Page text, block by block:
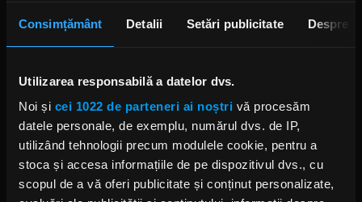
Consimțământ Detalii Setări publicitate Despre
Utilizarea responsabilă a datelor dvs.
Noi și cei 1022 de parteneri ai noștri vă procesăm
datele personale, de exemplu, numărul dvs. de IP,
utilizând tehnologii precum modulele cookie, pentru a
stoca și accesa informațiile de pe dispozitivul dvs., cu
scopul de a vă oferi publicitate și conținut personalizate,
Lindemann din 15 martie 2020 la Moscova, de la
VTB Arena din Rusia.
În noiembrie anul trecut, Lindemann și Tägtgren
au confirmat că își încheie colaborarea pentru
proiectul Lindemann.
Foto: Getty Images/ Guliver.